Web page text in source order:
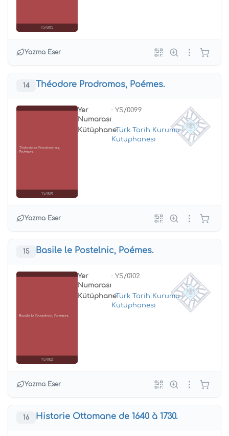
YS/0095
Yazma Eser
14 Théodore Prodromos, Poémes.
Théodore Prodromos,
Poémes.
YS/0099
Yer
Numarası
: YS/0099
Kütüphane
:Türk Tarih Kurumu
Kütüphanesi
Yazma Eser
15 Basile le Postelnic, Poémes.
Basile le Postelnic, Poémes.
YS/0102
Yer
Numarası
: YS/0102
Kütüphane
:Türk Tarih Kurumu
Kütüphanesi
Yazma Eser
16 Historie Ottomane de 1640 à 1730.